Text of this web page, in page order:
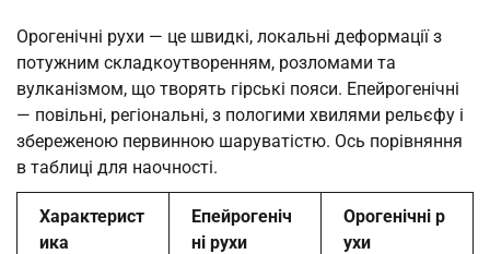
Орогенічні рухи — це швидкі, локальні деформації з
потужним складкоутворенням, розломами та
вулканізмом, що творять гірські пояси. Епейрогенічні
— повільні, регіональні, з пологими хвилями рельєфу і
збереженою первинною шаруватістю. Ось порівняння
в таблиці для наочності.
Характерист
ика
Епейрогеніч
ні рухи
Орогенічні р
ухи